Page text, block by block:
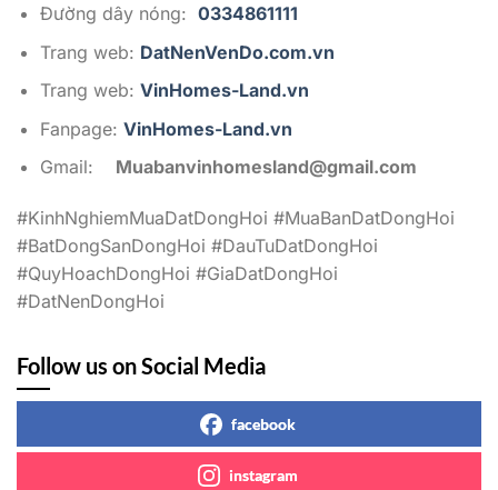
Đường dây nóng: 0334861111
Trang web: DatNenVenDo.com.vn
Trang web: VinHomes-Land.vn
Fanpage: VinHomes-Land.vn
Gmail: Muabanvinhomesland@gmail.com
#KinhNghiemMuaDatDongHoi #MuaBanDatDongHoi
#BatDongSanDongHoi #DauTuDatDongHoi
#QuyHoachDongHoi #GiaDatDongHoi
#DatNenDongHoi
Follow us on Social Media
facebook
instagram